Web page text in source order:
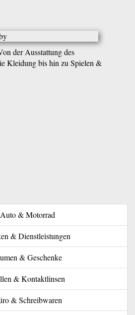
der Ausstattung des
Kleidung bis hin zu Spielen &
Auto & Motorrad
& Dienstleistungen
& Geschenke
& Kontaktlinsen
& Schreibwaren